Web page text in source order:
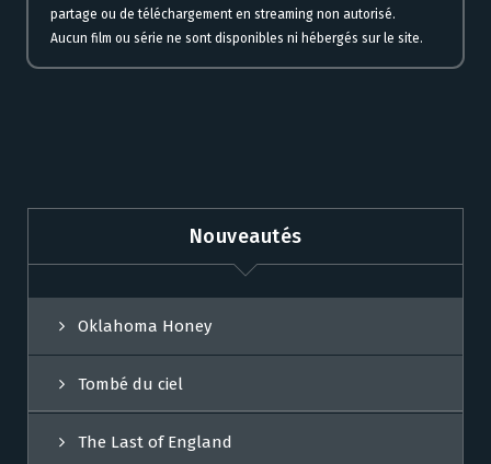
partage ou de téléchargement en streaming non autorisé.
Aucun film ou série ne sont disponibles ni hébergés sur le site.
Nouveautés
Oklahoma Honey
Tombé du ciel
The Last of England